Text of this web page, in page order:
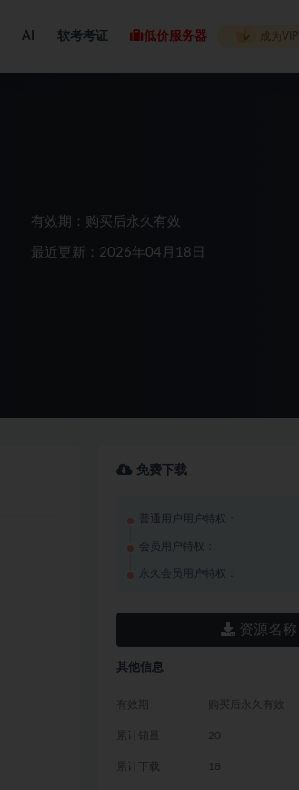
AI 软考考证 低价服务器 成为VIP
有效期：购买后永久有效
最近更新：2026年04月18日
免费下载
普通用户用户特权：
会员用户特权：
永久会员用户特权：
资源名称
其他信息
有效期 购买后永久有效
累计销量 20
累计下载 18